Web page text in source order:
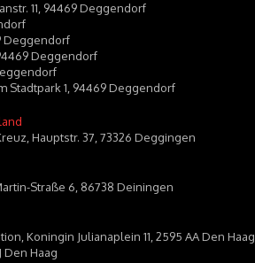
11, 94469 Deggendorf
Deggendorf
Deggendorf
Stadtpark 1, 94469 Deggendorf
Hauptstr. 37, 73326 Deggingen
Straße 6, 86738 Deiningen
Koningin Julianaplein 11, 2595 AA Den Haag
Den Haag